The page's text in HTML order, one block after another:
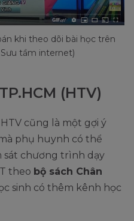
khi theo dõi bài học trên
tầm internet)
(HTV)
cũng là một gợi ý
phụ huynh có thể
sát chương trình dạy
theo bộ sách Chân
sinh có thêm kênh học